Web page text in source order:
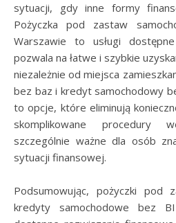
sytuacji, gdy inne formy
Pożyczka pod zastaw
Warszawie to usługi
pozwala na łatwe i szybkie
niezależnie od miejsca
bez baz i kredyt samochodowy
to opcje, które eliminują
skomplikowane procedury
szczególnie ważne dla osób
sytuacji finansowej.
Podsumowując, pożyczki pod
kredyty samochodowe bez